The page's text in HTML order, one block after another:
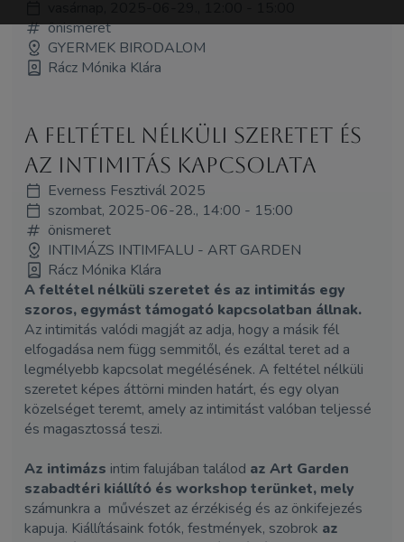
önismeret
GYERMEK BIRODALOM
Rácz Mónika Klára
A feltétel nélküli szeretet és
az intimitás kapcsolata
Everness Fesztivál 2025
szombat, 2025-06-28., 14:00 - 15:00
önismeret
INTIMÁZS INTIMFALU - ART GARDEN
Rácz Mónika Klára
A feltétel nélküli szeretet és az intimitás egy
szoros, egymást támogató kapcsolatban állnak.
Az intimitás valódi magját az adja, hogy a másik fél
elfogadása nem függ semmitől, és ezáltal teret ad a
legmélyebb kapcsolat megélésének. A feltétel nélküli
szeretet képes áttörni minden határt, és egy olyan
közelséget teremt, amely az intimitást valóban teljessé
és magasztossá teszi.
Az intimázs intim falujában találod az Art Garden
szabadtéri kiállító és workshop terünket, mely
számunkra a művészet az érzékiség és az önkifejezés
kapuja. Kiállításaink fotók, festmények, szobrok az